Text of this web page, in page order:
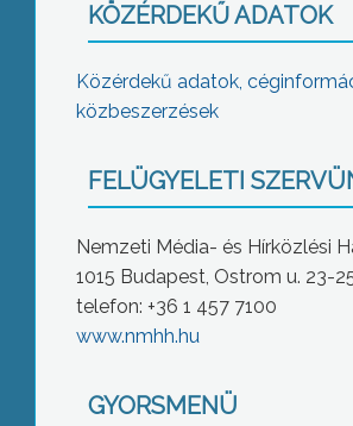
KÖZÉRDEKŰ ADATOK
Közérdekű adatok,
közbeszerzések
FELÜGYELETI
Nemzeti Média- és Hírközlési
1015 Budapest, Ostrom u. 23-
telefon: +36 1 457 7100
www.nmhh.hu
GYORSMENÜ